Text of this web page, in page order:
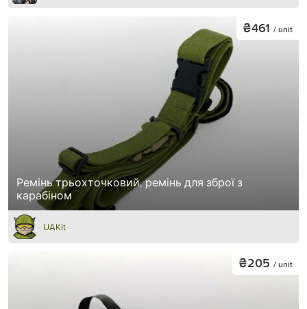
Ремінь трьохточковий, ремінь для зброї з
карабіном
₴461 / unit
UAKit
₴205 / unit